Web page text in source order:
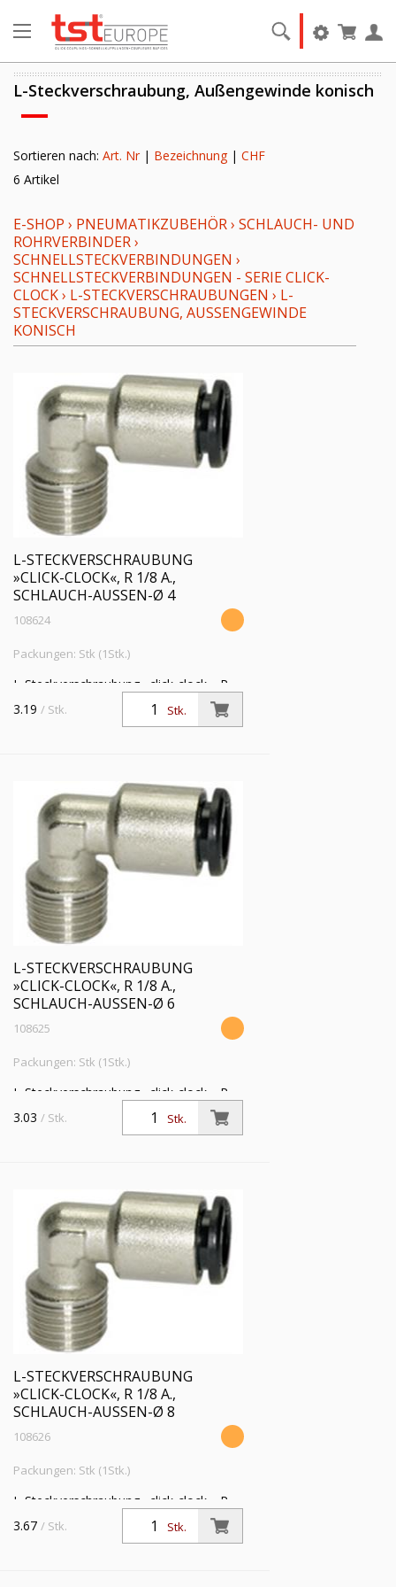
L-Steckverschraubung, Außengewinde konisch
Sortieren nach: Art. Nr| Bezeichnung| CHF
6 Artikel
E-SHOP › PNEUMATIKZUBEHÖR› SCHLAUCH- UND
ROHRVERBINDER›
SCHNELLSTECKVERBINDUNGEN ›
SCHNELLSTECKVERBINDUNGEN - SERIE CLICK-
CLOCK› L-STECKVERSCHRAUBUNGEN › L-
STECKVERSCHRAUBUNG, AUSSENGEWINDE K
ONISCH
L-STECKVERSCHRAUBUNG
»CLICK-CLOCK«, R 1/8 A.,
SCHLAUCH-AUSSEN-Ø 4
108624
Packungen: Stk (1Stk.)
L-Steckverschraubung »click-clock«, R
1/8 a., für Schlauch-Außen-Ø 4 mm,
Arbeitsdruck max. 16 bar, Messing
Stk.
3.19 / Stk.
L-STECKVERSCHRAUBUNG
»CLICK-CLOCK«, R 1/8 A.,
SCHLAUCH-AUSSEN-Ø 6
108625
Packungen: Stk (1Stk.)
L-Steckverschraubung »click-clock«, R
1/8 a., für Schlauch-Außen-Ø 6 mm,
Arbeitsdruck max. 16 bar, Messing
Stk.
3.03 / Stk.
L-STECKVERSCHRAUBUNG
»CLICK-CLOCK«, R 1/8 A.,
SCHLAUCH-AUSSEN-Ø 8
108626
Packungen: Stk (1Stk.)
L-Steckverschraubung »click-clock«, R
1/8 a., für Schlauch-Außen-Ø 8 mm,
Arbeitsdruck max. 16 bar, Messing
Stk.
3.67 / Stk.